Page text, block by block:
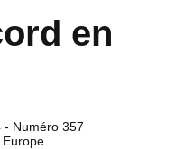
en
- Numéro 357